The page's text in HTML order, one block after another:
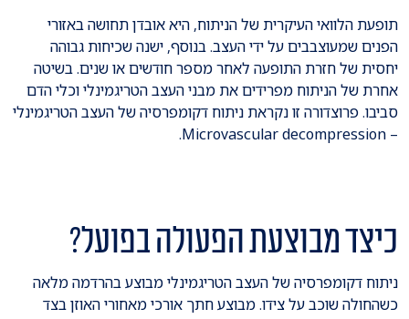
תופעת הלוואי העיקרית של הניתוח, היא אובדן תחושה באזורי
הפנים שמעוצבבים על ידי העצב. בנוסף, ישנה שכיחות גבוהה
יחסית של חזרת התופעה לאחר מספר חודשים או שנים. בשיטה
אחרת של הניתוח מפרידים את מבני העצב הטריגמינלי וכלי הדם
סביבו. פרוצדורה זו נקראת ניתוח דקומפרסיה של העצב הטריגמינלי
– Microvascular decompression.
כיצד מבוצעת הפעולה בפועל?
ניתוח דקומפרסיה של העצב הטריגמינלי מבוצע בהרדמה מלאה
כשהחולה שוכב על צידו. מבוצע חתך אורכי מאחורי האוזן בצד